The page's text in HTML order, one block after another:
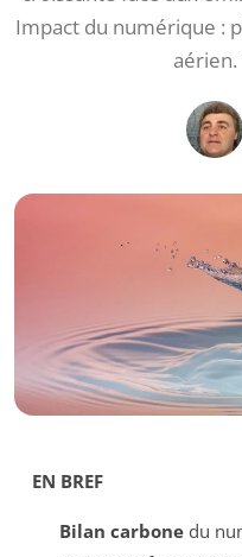
Impact du numérique :
EN BREF
Bilan carbonedu